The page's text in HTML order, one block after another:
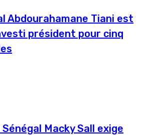
Abdourahamane Tiani est
président pour cinq
Macky Sall exige